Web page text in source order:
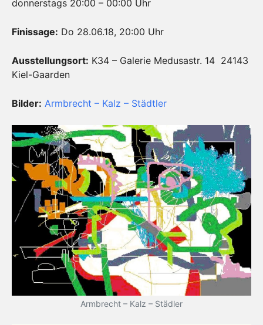
donnerstags 20:00 – 00:00 Uhr
Finissage: Do 28.06.18, 20:00 Uhr
Ausstellungsort: K34 – Galerie Medusastr. 14 24143
Kiel-Gaarden
Bilder: Armbrecht – Kalz – Städtler
Armbrecht – Kalz – Städler